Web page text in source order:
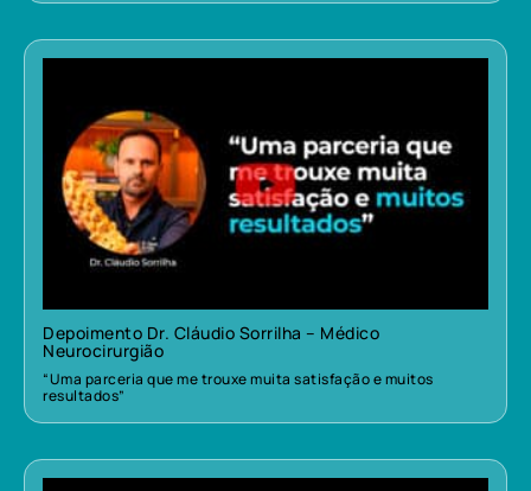
Depoimento Dr. Cláudio Sorrilha – Médico
Neurocirurgião
“Uma parceria que me trouxe muita satisfação e muitos
resultados”